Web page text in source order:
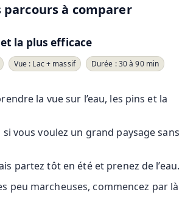
parcours à comparer
la plus efficace
Vue : Lac + massif
Durée : 30 à 90 min
la vue sur l’eau, les pins et la
vous voulez un grand paysage sans
partez tôt en été et prenez de l’eau.
peu marcheuses, commencez par là